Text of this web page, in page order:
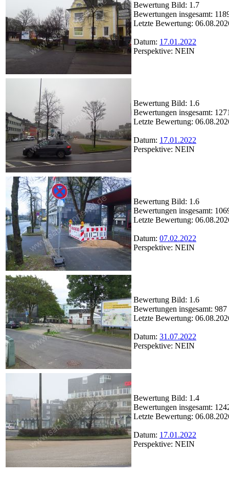
Bewertung Bild: 1.7
Bewertungen insgesamt:
Letzte Bewertung:
Datum: 17.01.2022
Perspektive: NEIN
Bewertung Bild: 1.6
Bewertungen insgesamt:
Letzte Bewertung:
Datum: 17.01.2022
Perspektive: NEIN
Bewertung Bild: 1.6
Bewertungen insgesamt:
Letzte Bewertung:
Datum: 07.02.2022
Perspektive: NEIN
Bewertung Bild: 1.6
Bewertungen insgesamt: 987
Letzte Bewertung:
Datum: 31.07.2022
Perspektive: NEIN
Bewertung Bild: 1.4
Bewertungen insgesamt:
Letzte Bewertung:
Datum: 17.01.2022
Perspektive: NEIN